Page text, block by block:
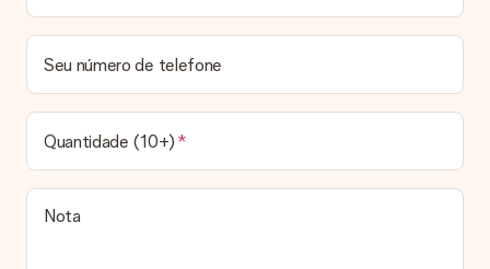
Posso escolher uma data específica para entrega?
Infelizmente, não é possível escolher uma data específica
para entrega. Assim que concluirmos o seu pedido, uma
confirmação com as datas estimadas de entrega ser-lhe-á
enviada por email. Assim que o seu pedido for expedido, a
transportadora ficará encarregada de entregar o mesmo.
Qual é o prazo de entrega e quando recebo o meu
presente?
Todos os prazos de entrega podem ser encontrados na
página do produto em questão. Vale lembrar que estas datas
Seu número de telefone
Quantidade (10+)
Nota